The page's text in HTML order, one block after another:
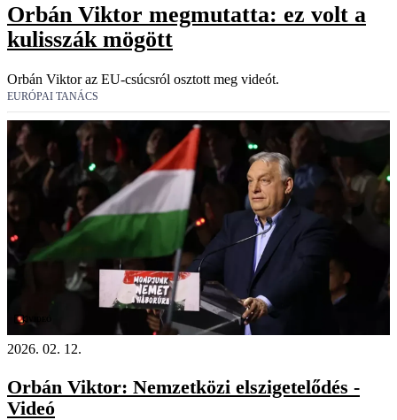
Orbán Viktor megmutatta: ez volt a
kulisszák mögött
Orbán Viktor az EU-csúcsról osztott meg videót.
EURÓPAI TANÁCS
2026. 02. 12.
Orbán Viktor: Nemzetközi elszigetelődés -
Videó